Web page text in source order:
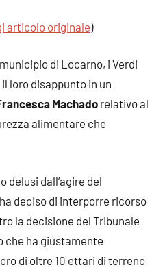
articolo originale)
di Locarno, i Verdi
loro disappunto in un
Machado relativo al
alimentare che
delusi dall’agire del
deciso di interporre ricorso
la decisione del Tribunale
che ha giustamente
di oltre 10 ettari di terreno